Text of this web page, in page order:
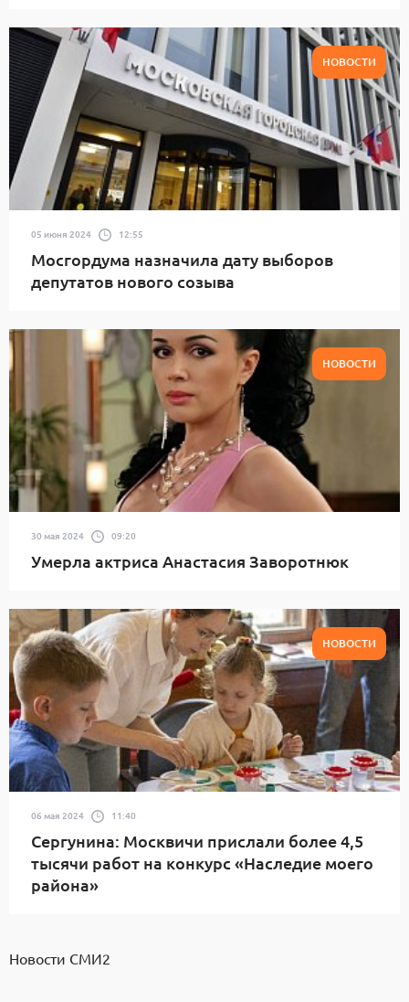
НОВОСТИ
05 июня 2024 12:55
Мосгордума назначила дату выборов
депутатов нового созыва
НОВОСТИ
30 мая 2024 09:20
Умерла актриса Анастасия Заворотнюк
НОВОСТИ
06 мая 2024 11:40
Сергунина: Москвичи прислали более 4,5
тысячи работ на конкурс «Наследие моего
района»
Новости СМИ2